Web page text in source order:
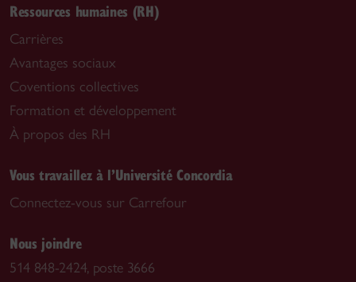
Ressources humaines (RH)
Carrières
Avantages sociaux
Coventions collectives
Formation et développement
À propos des RH
Vous travaillez à l’Université Concordia
Connectez-vous sur Carrefour
Nous joindre
514 848-2424, poste 3666